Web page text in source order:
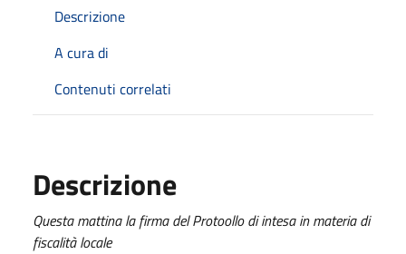
Descrizione
A cura di
Contenuti correlati
Descrizione
Questa mattina la firma del Protoollo di intesa in materia di
fiscalità locale